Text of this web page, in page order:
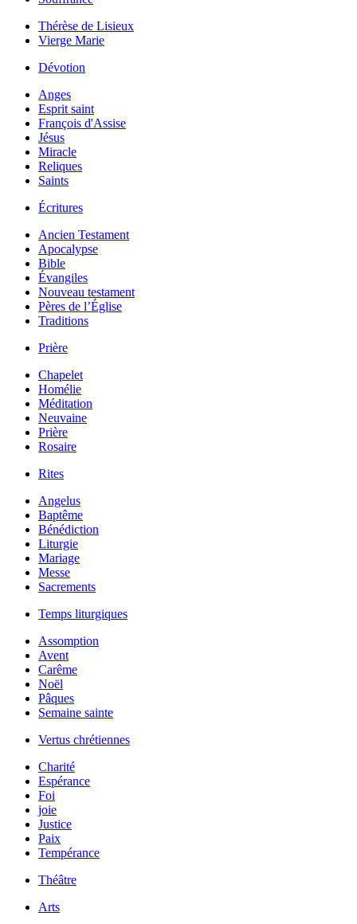
Thérèse de Lisieux
Vierge Marie
Dévotion
Anges
Esprit saint
François d'Assise
Jésus
Miracle
Reliques
Saints
Écritures
Ancien Testament
Apocalypse
Bible
Évangiles
Nouveau testament
Pères de l’Église
Traditions
Prière
Chapelet
Homélie
Méditation
Neuvaine
Prière
Rosaire
Rites
Angelus
Baptême
Bénédiction
Liturgie
Mariage
Messe
Sacrements
Temps liturgiques
Assomption
Avent
Carême
Noël
Pâques
Semaine sainte
Vertus chrétiennes
Charité
Espérance
Foi
joie
Justice
Paix
Tempérance
Théâtre
Arts